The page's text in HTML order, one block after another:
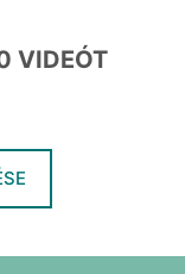
VIDEÓT